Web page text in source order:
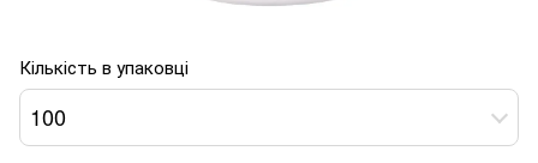
Кількість в упаковці
100